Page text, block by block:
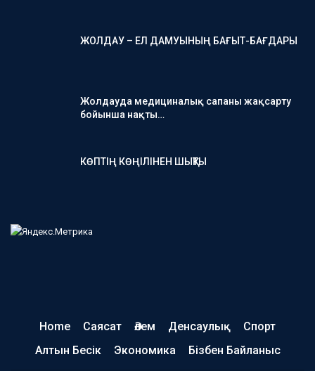
ЖОЛДАУ – ЕЛ ДАМУЫНЫҢ БАҒЫТ-БАҒДАРЫ
Жолдауда медициналық сапаны жақсарту
бойынша нақты…
КӨПТІҢ КӨҢІЛІНЕН ШЫҚТЫ
Home Саясат Әлем Денсаулық
Спорт
Алтын Бесік
Экономика Бізбен Байланыс